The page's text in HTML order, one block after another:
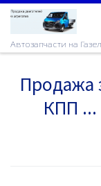
Skip to content
Автозапчасти на
Продажа
КПП ...